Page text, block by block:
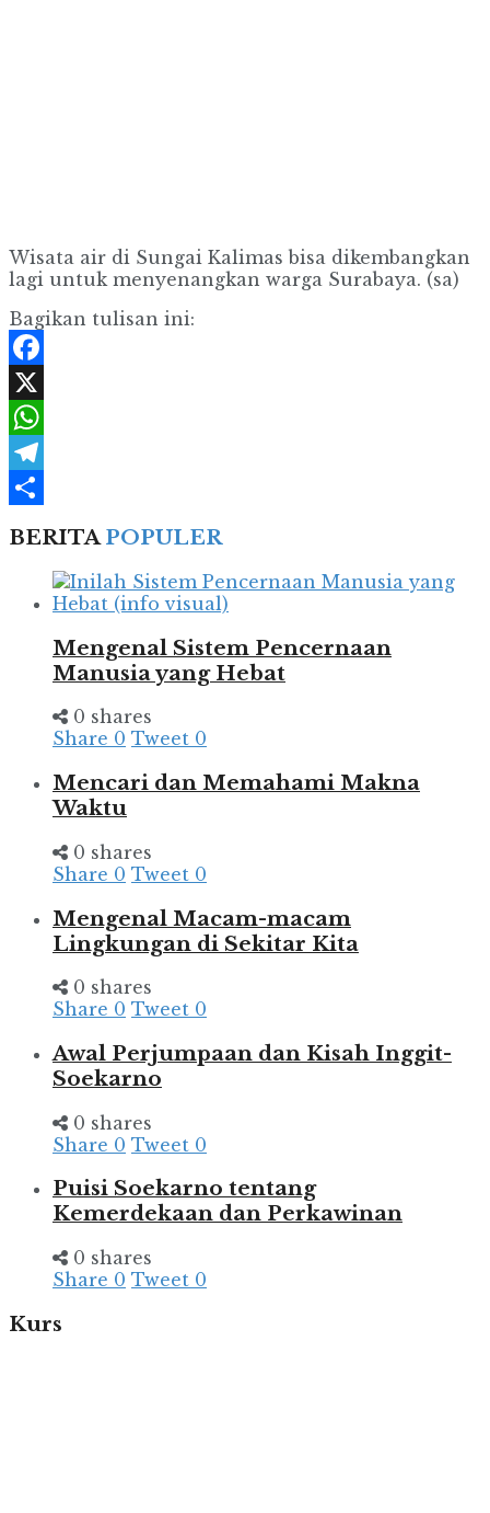
Wisata air di Sungai Kalimas bisa dikembangkan
lagi untuk menyenangkan warga Surabaya. (sa)
Bagikan tulisan ini:
Facebook
X
WhatsApp
Telegram
BERITAPOPULER
Mengenal Sistem Pencernaan
Manusia yang Hebat
0 shares
Share 0 Tweet 0
Mencari dan Memahami Makna
Waktu
0 shares
Share 0 Tweet 0
Mengenal Macam-macam
Lingkungan di Sekitar Kita
0 shares
Share 0 Tweet 0
Awal Perjumpaan dan Kisah Inggit-
Soekarno
0 shares
Share 0 Tweet 0
Puisi Soekarno tentang
Kemerdekaan dan Perkawinan
0 shares
Share 0 Tweet 0
Kurs